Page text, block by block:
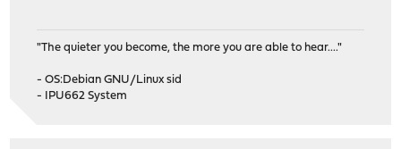
"The quieter you become, the more you are able to hear...."
- OS:Debian GNU/Linux sid
- IPU662 System